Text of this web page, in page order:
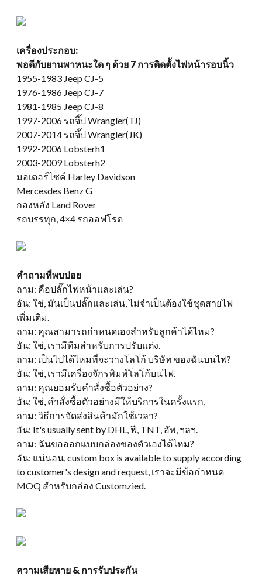
เครื่องประกอบ:
พอดีกับยานพาหนะใด ๆ ด้วย 7 การติดตั้งไฟหน้ารอบนิ้ว
1955-1983 Jeep CJ-5
1976-1986 Jeep CJ-7
1981-1985 Jeep CJ-8
1997-2006 รถจี๊ป Wrangler(TJ)
2007-2014 รถจี๊ป Wrangler(JK)
1992-2006 Lobsterh1
2003-2009 Lobsterh2
มอเตอร์ไซค์ Harley Davidson
Mercesdes Benz G
กองหลัง Land Rover
รถบรรทุก, 4×4 รถออฟโรด
คำถามที่พบบ่อย
ถาม: คือปลั๊กไฟหน้าและเล่น?
อัน: ใช่, มันเป็นปลั๊กและเล่น, ไม่จำเป็นต้องใช้ชุดสายไฟ
เพิ่มเติม.
ถาม: คุณสามารถกำหนดเองสำหรับลูกค้าได้ไหม?
อัน: ใช่, เรามีทีมสำหรับการปรับแต่ง.
ถาม: เป็นไปได้ไหมที่จะวางโลโก้ บริษัท ของฉันบนไฟ?
อัน: ใช่, เรามีเครื่องจักรพิมพ์โลโก้บนไฟ.
ถาม: คุณยอมรับคำสั่งซื้อตัวอย่าง?
อัน: ใช่, คำสั่งซื้อตัวอย่างมีให้บริการในครั้งแรก,
ถาม: วิธีการจัดส่งสินค้ามักใช้เวลา?
อัน: It's usually sent by DHL , ฟี, TNT, อัพ, ฯลฯ.
ถาม: ฉันขอออกแบบกล่องของตัวเองได้ไหม?
อัน: แน่นอน, custom box is available to supply according
to customer's design and request , เราจะมีข้อกำหนด
MOQ สำหรับกล่อง Customzied.
ความเสียหาย & การรับประกัน